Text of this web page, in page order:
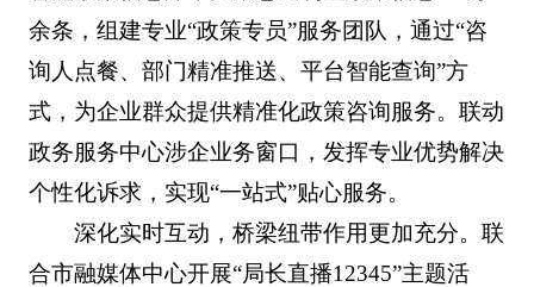
余条，组建专业“政策专员”服务团队，通过“咨
询人点餐、部门精准推送、平台智能查询”方
式，为企业群众提供精准化政策咨询服务。联动
政务服务中心涉企业务窗口，发挥专业优势解决
个性化诉求，实现“一站式”贴心服务。
深化实时互动，桥梁纽带作用更加充分。联
合市融媒体中心开展“局长直播12345”主题活